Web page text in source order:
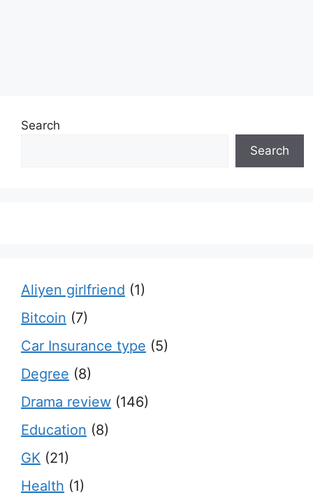
Search
Search
Aliyen girlfriend (1)
Bitcoin (7)
Car Insurance type (5)
Degree (8)
Drama review (146)
Education (8)
GK (21)
Health (1)